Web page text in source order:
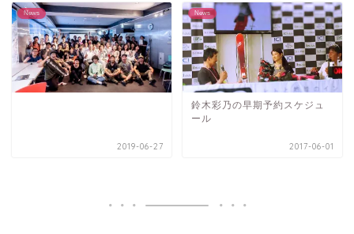
News
2019-06-27
News
鈴木彩乃の早期予約スケジュ
ール
2017-06-01